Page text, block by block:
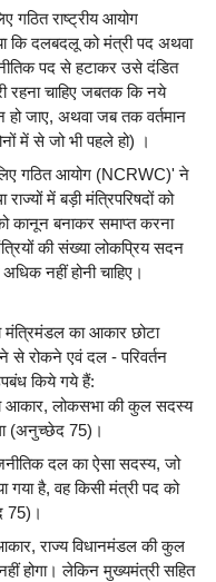
गठित राष्ट्रीय आयोग
कि दलबदलू को मंत्री पद अथवा
पद से हटाकर उसे दंडित
रहना चाहिए जबतक कि नये
हो जाए, अथवा जब तक वर्तमान
में से जो भी पहले हो) ।
लिए गठित आयोग (NCRWC)' ने
में बड़ी मंत्रिपरिषदों को
कानून बनाकर समाप्त करना
की संख्या लोकप्रिय सदन
नहीं होनी चाहिए।
मंत्रिमंडल का आकार छोटा
से रोकने एवं दल - परिवर्तन
किये गये हैं:
आकार, लोकसभा की कुल सदस्य
(अनुच्छेद 75)।
दल का ऐसा सदस्य, जो
गया है, वह किसी मंत्री पद को
75)।
राज्य विधानमंडल की कुल
होगा। लेकिन मुख्यमंत्री सहित